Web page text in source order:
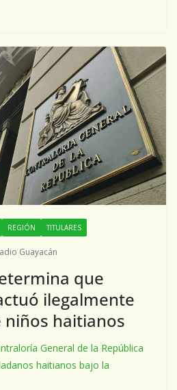
REGIÓN TITULARES
Guayacán
que
ilegalmente
niños haitianos
General de la República
haitianos bajo la